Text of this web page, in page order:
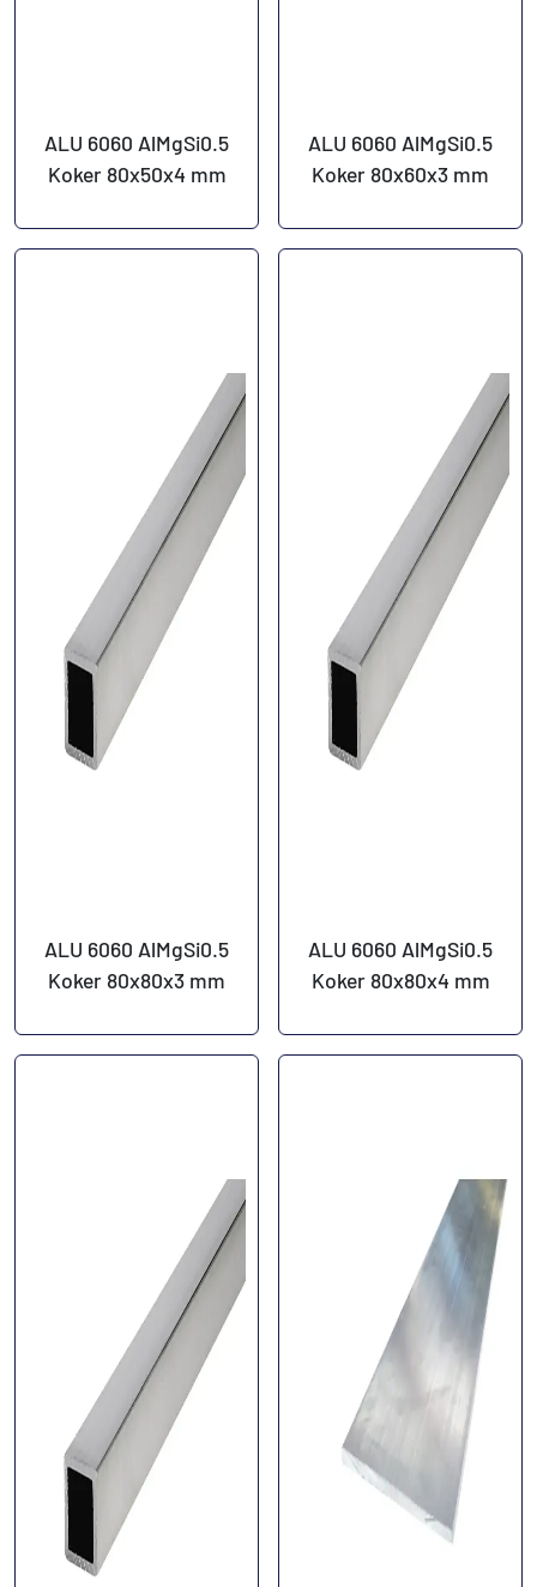
ALU 6060 AlMgSi0.5
Koker 80x50x4 mm
ALU 6060 AlMgSi0.5
Koker 80x60x3 mm
ALU 6060 AlMgSi0.5
Koker 80x80x3 mm
ALU 6060 AlMgSi0.5
Koker 80x80x4 mm